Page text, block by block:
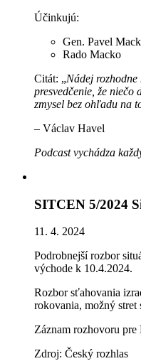
Účinkujú:
Gen. Pavel
Rado Macko
Citát: „Nádej
presvedčenie, že niečo
zmysel bez ohľadu na
– Václav Havel
Podcast vychádza
SITCEN 5/2024
11. 4. 2024
Podrobnejší rozbor
východe k 10.4.2024.
Rozbor sťahovania
rokovania, možný stret
Záznam rozhovoru pre
Zdroj: Český rozhlas